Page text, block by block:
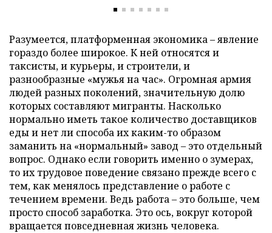
Разумеется, платформенная экономика – явление
гораздо более широкое. К ней относятся и
таксисты, и курьеры, и строители, и
разнообразные «мужья на час». Огромная армия
людей разных поколений, значительную долю
которых составляют мигранты. Насколько
нормально иметь такое количество доставщиков
еды и нет ли способа их каким-то образом
заманить на «нормальный» завод – это отдельный
вопрос. Однако если говорить именно о зумерах,
то их трудовое поведение связано прежде всего с
тем, как менялось представление о работе с
течением времени. Ведь работа – это больше, чем
просто способ заработка. Это ось, вокруг которой
вращается повседневная жизнь человека.